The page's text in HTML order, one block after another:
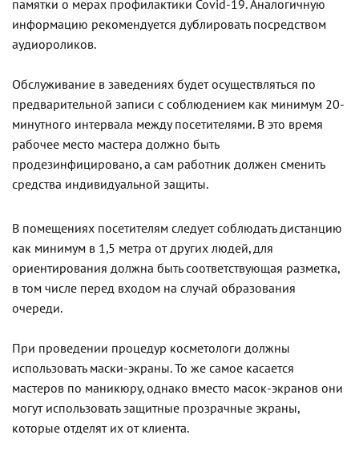
памятки о мерах профилактики Covid-19. Аналогичную
информацию рекомендуется дублировать посредством
аудиороликов.
Обслуживание в заведениях будет осуществляться по
предварительной записи с соблюдением как минимум 20-
минутного интервала между посетителями. В это время
рабочее место мастера должно быть
продезинфицировано, а сам работник должен сменить
средства индивидуальной защиты.
В помещениях посетителям следует соблюдать дистанцию
как минимум в 1,5 метра от других людей, для
ориентирования должна быть соответствующая разметка,
в том числе перед входом на случай образования
очереди.
При проведении процедур косметологи должны
использовать маски-экраны. То же самое касается
мастеров по маникюру, однако вместо масок-экранов они
могут использовать защитные прозрачные экраны,
которые отделят их от клиента.